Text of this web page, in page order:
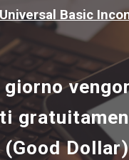
Basic
giorno
(Good